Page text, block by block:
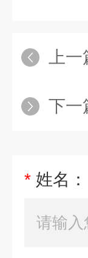
上一
下一
* 姓名：